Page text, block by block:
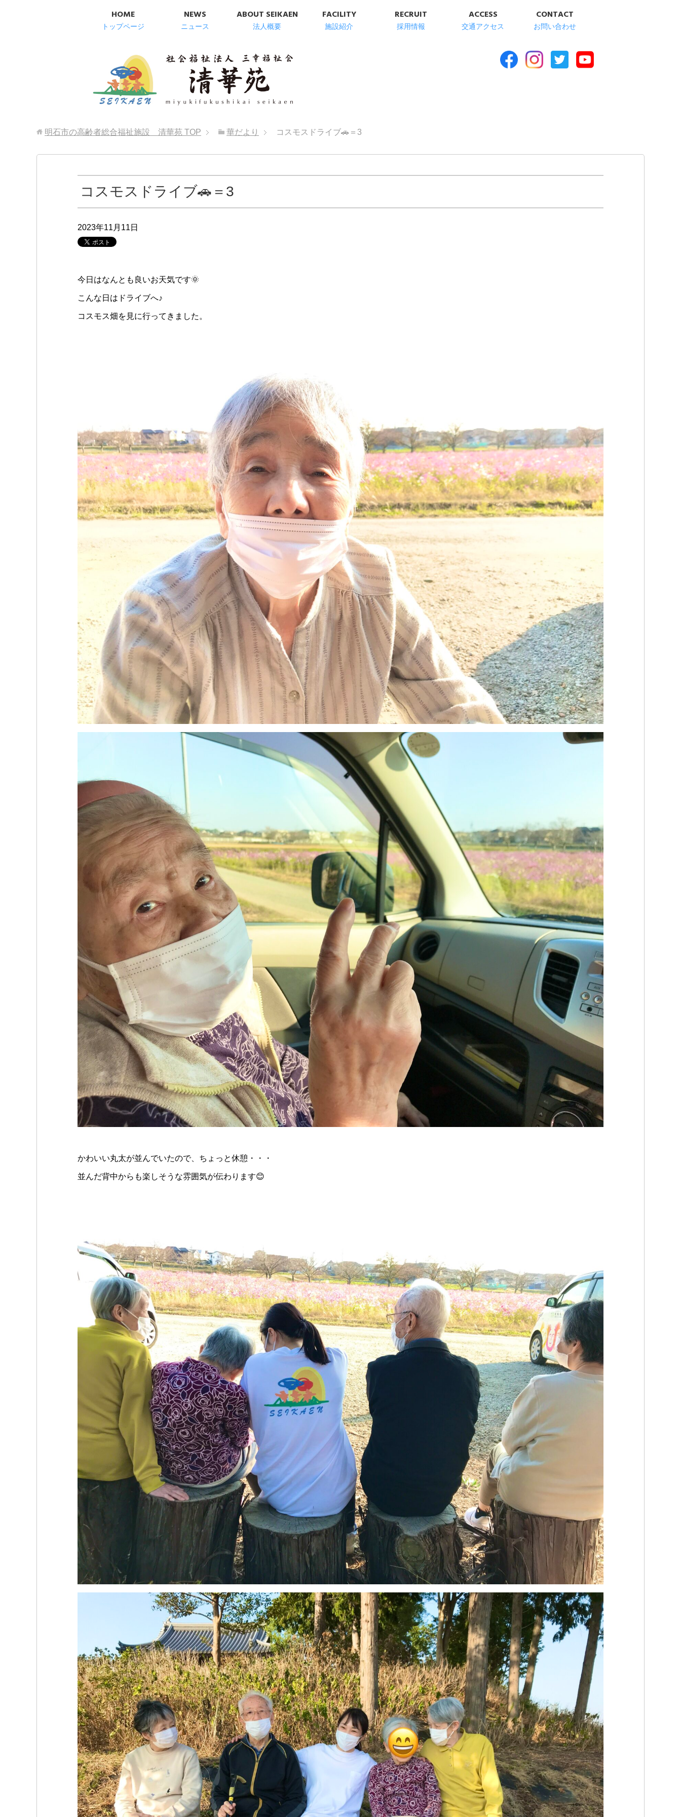
HOME
トップページ
NEWS
ニュース
ABOUT SEIKAEN
法人概要
FACILITY
施設紹介
RECRUIT
採用情報
ACCESS
交通アクセス
CONTACT
お問い合わせ
明石市の高齢者総合福祉施設 清華苑
明石市の高齢者総合福祉施設 清華苑 TOP 華だより コスモスドライブ🚗＝3
コスモスドライブ🚗＝3
2023年11月11日
今日はなんとも良いお天気です🌞
こんな日はドライブへ♪
コスモス畑を見に行ってきました。
かわいい丸太が並んでいたので、ちょっと休憩・・・
並んだ背中からも楽しそうな雰囲気が伝わります😊